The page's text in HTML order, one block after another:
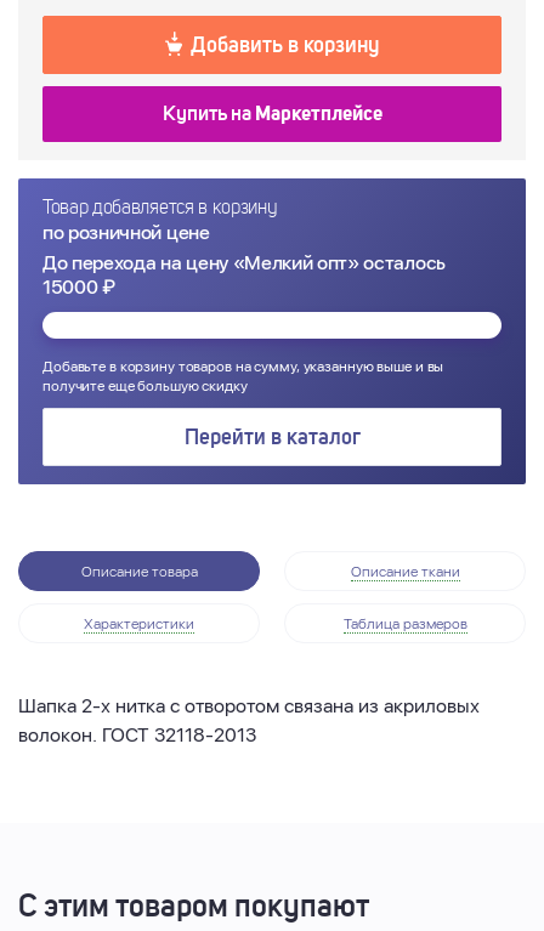
Добавить в корзину
Купить на Маркетплейсе
Товар добавляется в корзину
по розничной цене
До перехода на цену «Мелкий опт» осталось
15000 ₽
Добавьте в корзину товаров на сумму, указанную выше и вы
получите еще большую скидку
Перейти в каталог
Описание товара Описание ткани
Характеристики Таблица размеров
Шапка 2-х нитка с отворотом связана из акриловых
волокон. ГОСТ 32118-2013
С этим товаром покупают